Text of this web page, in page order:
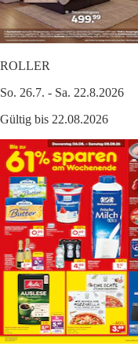
ROLLER
So. 26.7. - Sa. 22.8.2026
Gültig bis 22.08.2026